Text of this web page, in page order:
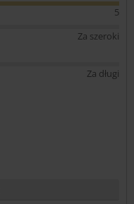
5
Za szeroki
Za długi